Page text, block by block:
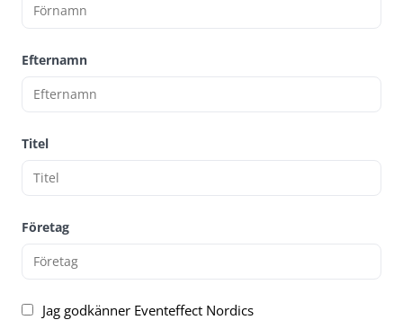
Efternamn
Titel
Företag
Jag godkänner Eventeffect Nordics